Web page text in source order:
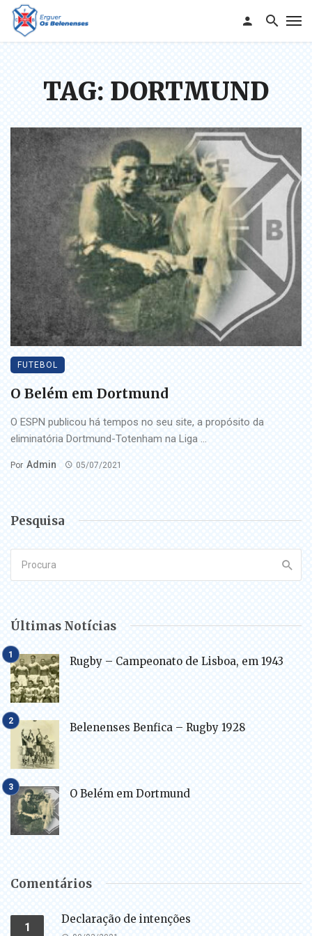
TAG: DORTMUND
FUTEBOL
O Belém em Dortmund
O ESPN publicou há tempos no seu site, a propósito da
eliminatória Dortmund-Totenham na Liga ...
Por Admin 05/07/2021
Pesquisa
Últimas Notícias
Rugby – Campeonato de Lisboa, em 1943
Belenenses Benfica – Rugby 1928
O Belém em Dortmund
Comentários
1
Declaração de intenções